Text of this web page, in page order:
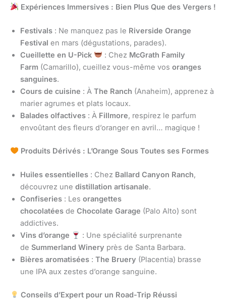
Expériences Immersives : Bien Plus Que des Vergers !
Festivals : Ne manquez pas le Riverside Orange
Festival en mars (dégustations, parades).
Cueillette en U-Pick
: Chez McGrath Family
Farm (Camarillo), cueillez vous-même vos oranges
sanguines.
Cours de cuisine : À The Ranch (Anaheim), apprenez à
marier agrumes et plats locaux.
Balades olfactives : À Fillmore, respirez le parfum
envoûtant des fleurs d’oranger en avril… magique !
Produits Dérivés : L’Orange Sous Toutes ses Formes
Huiles essentielles : Chez Ballard Canyon Ranch,
découvrez une distillation artisanale.
Confiseries : Les orangettes
chocolatées de Chocolate Garage (Palo Alto) sont
addictives.
Vins d’orange
: Une spécialité surprenante
de Summerland Winery près de Santa Barbara.
Bières aromatisées : The Bruery (Placentia) brasse
une IPA aux zestes d’orange sanguine.
Conseils d’Expert pour un Road-Trip Réussi